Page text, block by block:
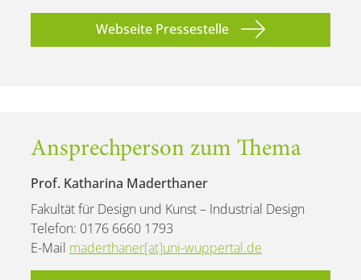
Webseite Pressestelle
Ansprechperson zum Thema
Prof. Katharina Maderthaner
Fakultät für Design und Kunst – Industrial Design
Telefon: 0176 6660 1793
E-Mail maderthaner[at]uni-wuppertal.de